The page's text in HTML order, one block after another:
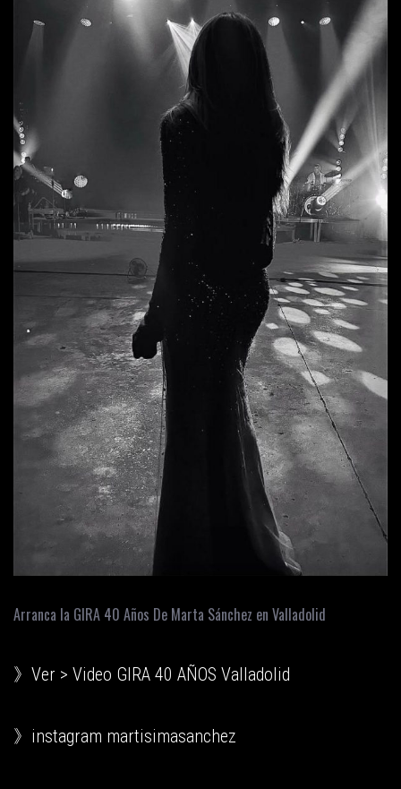
Arranca la GIRA 40 Años De Marta Sánchez en Valladolid
》Ver > Video GIRA 40 AÑOS Valladolid
》instagram martisimasanchez